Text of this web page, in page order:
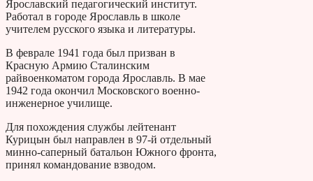
Ярославский педагогический институт.
Работал в городе Ярославль в школе
учителем русского языка и литературы.
В феврале 1941 года был призван в
Красную Армию Сталинским
райвоенкоматом города Ярославль. В мае
1942 года окончил Московского военно-
инженерное училище.
Для похождения службы лейтенант
Курицын был направлен в 97-й отдельный
минно-саперный батальон Южного фронта,
принял командование взводом.